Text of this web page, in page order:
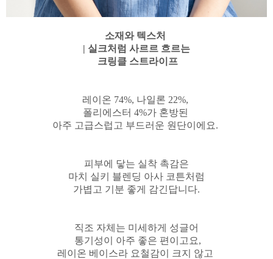
소재와 텍스처
| 실크처럼 사르르 흐르는
크링클 스트라이프
레이온 74%, 나일론 22%,
폴리에스터 4%가 혼방된
아주 고급스럽고 부드러운 원단이에요.
피부에 닿는 실착 촉감은
마치 실키 블렌딩 아사 코튼처럼
가볍고 기분 좋게 감긴답니다.
직조 자체는 미세하게 성글어
통기성이 아주 좋은 편이고요,
레이온 베이스라 요철감이 크지 않고